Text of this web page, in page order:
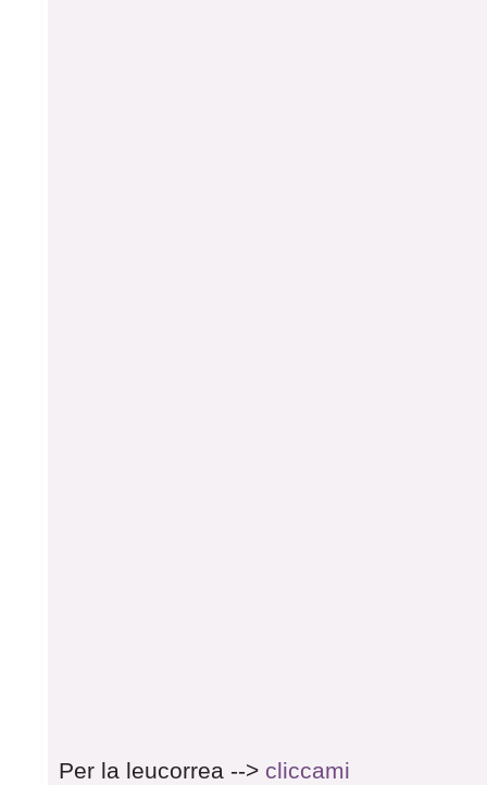
Per la leucorrea --> cliccami